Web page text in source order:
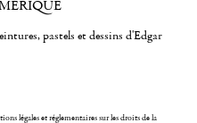
pastels et dessins d'Edgar
légales et réglementaires sur les droits de la